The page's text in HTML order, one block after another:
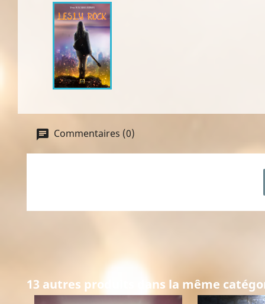
Commentaires (0)
13 autres produits dans la même